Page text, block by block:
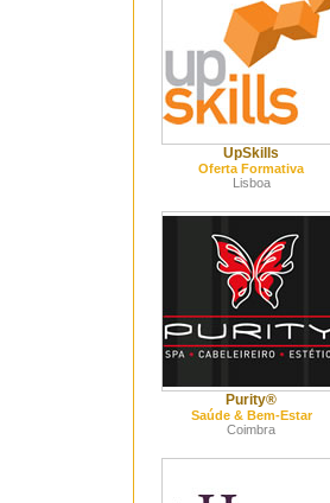
UpSkills
Oferta Formativa
Lisboa
Purity®
Saúde & Bem-Estar
Coimbra